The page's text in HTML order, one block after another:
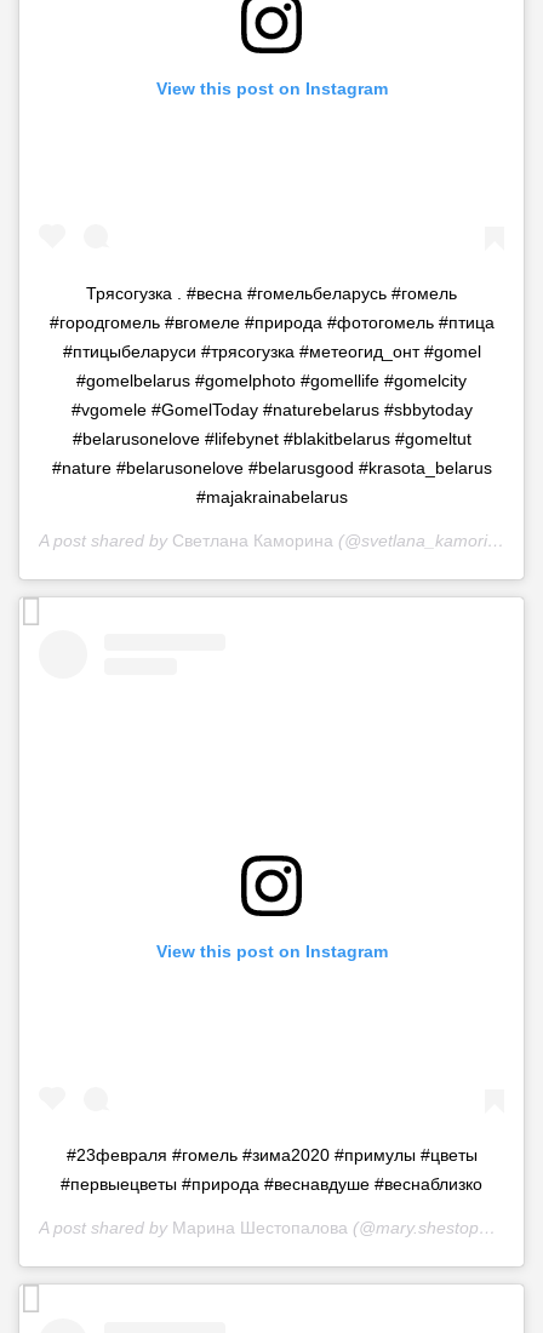
View this post on Instagram
Трясогузка . #весна #гомельбеларусь #гомель
#городгомель #вгомеле #природа #фотогомель #птица
#птицыбеларуси #трясогузка #метеогид_онт #gomel
#gomelbelarus #gomelphoto #gomellife #gomelcity
#vgomele #GomelToday #naturebelarus #sbbytoday
#belarusonelove #lifebynet #blakitbelarus #gomeltut
#nature #belarusonelove #belarusgood #krasota_belarus
#majakrainabelarus
A post shared by Светлана Каморина (@svetlana_kamorina) on
View this post on Instagram
#23февраля #гомель #зима2020 #примулы #цветы
#первыецветы #природа #веснавдуше #веснаблизко
A post shared by Марина Шестопалова (@mary.shestopalova) on